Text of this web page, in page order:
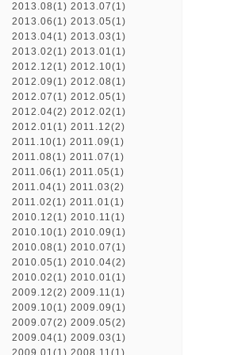
2013.08(1) 2013.07(1)
2013.06(1) 2013.05(1)
2013.04(1) 2013.03(1)
2013.02(1) 2013.01(1)
2012.12(1) 2012.10(1)
2012.09(1) 2012.08(1)
2012.07(1) 2012.05(1)
2012.04(2) 2012.02(1)
2012.01(1) 2011.12(2)
2011.10(1) 2011.09(1)
2011.08(1) 2011.07(1)
2011.06(1) 2011.05(1)
2011.04(1) 2011.03(2)
2011.02(1) 2011.01(1)
2010.12(1) 2010.11(1)
2010.10(1) 2010.09(1)
2010.08(1) 2010.07(1)
2010.05(1) 2010.04(2)
2010.02(1) 2010.01(1)
2009.12(2) 2009.11(1)
2009.10(1) 2009.09(1)
2009.07(2) 2009.05(2)
2009.04(1) 2009.03(1)
2009.01(1) 2008.11(1)